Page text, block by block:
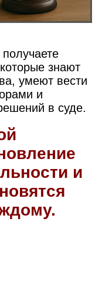
знают
умеют вести
и
в суде.
и